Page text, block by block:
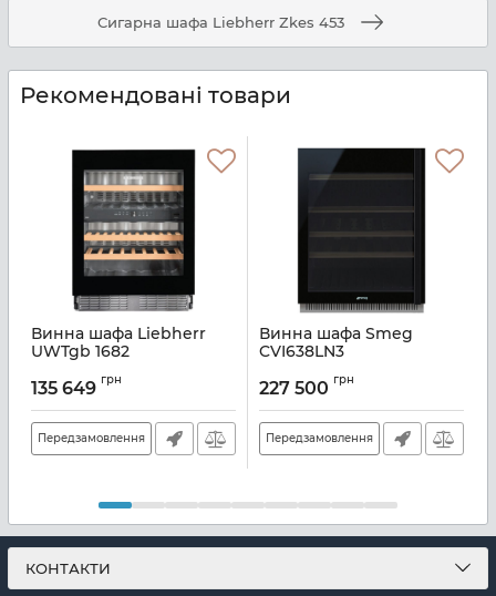
Сигарна шафа Liebherr Zkes 453
Рекомендовані товари
Винна шафа Liebherr
UWTgb 1682
135 649 грн
Передзамовлення
Винна шафа Smeg
CVI638LN3
227 500 грн
Передзамовлення
КОНТАКТИ